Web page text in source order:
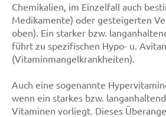
Chemikalien, im Einzelfall auch
Medikamente) oder gesteigerten
oben). Ein starker bzw.
führt zu spezifischen Hypo- u.
(Vitaminmangelkrankheiten).
Auch eine sogenannte
wenn ein starkes bzw.
Vitaminen vorliegt. Dieses